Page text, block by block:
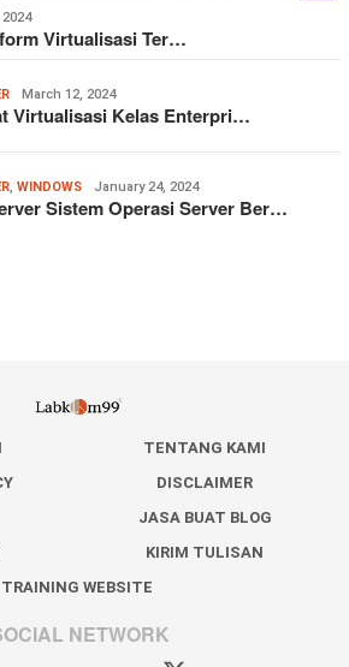
Virtualisasi Ter…
March 12, 2024
Virtualisasi Kelas Enterpri…
, WINDOWS January 24, 2024
Sistem Operasi Server Ber…
TENTANG KAMI
DISCLAIMER
JASA BUAT BLOG
KIRIM TULISAN
TRAINING WEBSITE
NETWORK